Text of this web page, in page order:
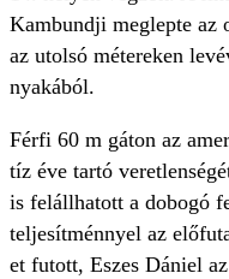
Kambundji meglepte az
az utolsó métereken
nyakából.
Férfi 60 m gáton az
tíz éve tartó
is felállhatott a dobogó
teljesítménnyel az
et futott, Eszes Dániel